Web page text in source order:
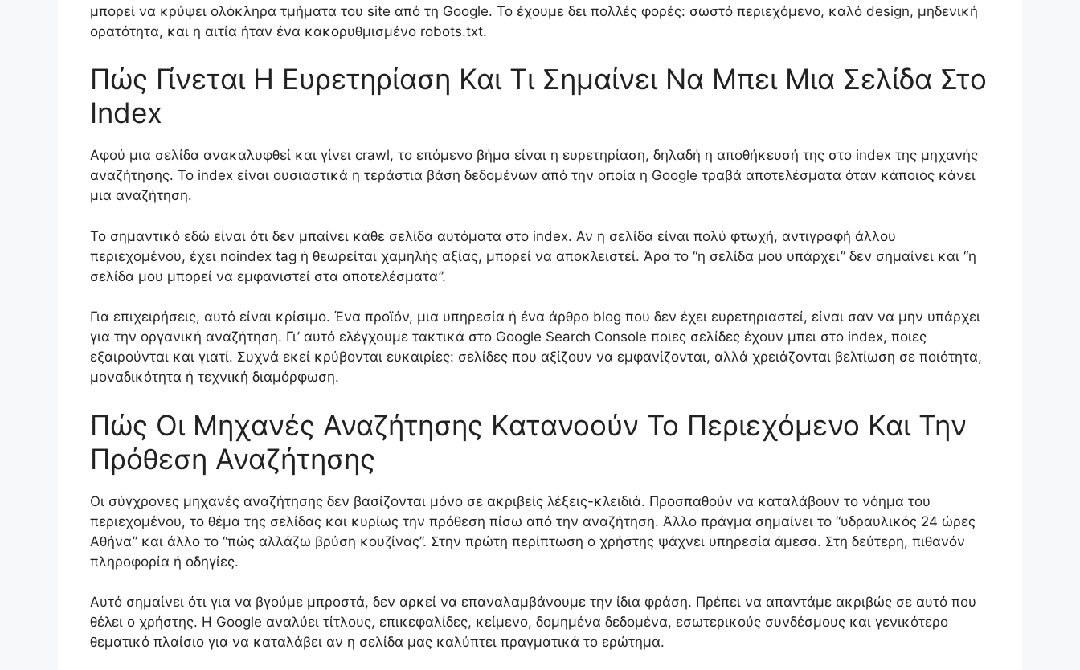
μπορεί να κρύψει ολόκληρα τμήματα του site από τη Google. Το έχουμε δει πολλές φορές: σωστό περιεχόμενο, καλό design, μηδενική
ορατότητα, και η αιτία ήταν ένα κακορυθμισμένο robots.txt.
Πώς Γίνεται Η Ευρετηρίαση Και Τι Σημαίνει Να Μπει Μια Σελίδα Στο
Index
Αφού μια σελίδα ανακαλυφθεί και γίνει crawl, το επόμενο βήμα είναι η ευρετηρίαση, δηλαδή η αποθήκευσή της στο index της μηχανής
αναζήτησης. Το index είναι ουσιαστικά η τεράστια βάση δεδομένων από την οποία η Google τραβά αποτελέσματα όταν κάποιος κάνει
μια αναζήτηση.
Το σημαντικό εδώ είναι ότι δεν μπαίνει κάθε σελίδα αυτόματα στο index. Αν η σελίδα είναι πολύ φτωχή, αντιγραφή άλλου
περιεχομένου, έχει noindex tag ή θεωρείται χαμηλής αξίας, μπορεί να αποκλειστεί. Άρα το “η σελίδα μου υπάρχει” δεν σημαίνει και “η
σελίδα μου μπορεί να εμφανιστεί στα αποτελέσματα”.
Για επιχειρήσεις, αυτό είναι κρίσιμο. Ένα προϊόν, μια υπηρεσία ή ένα άρθρο blog που δεν έχει ευρετηριαστεί, είναι σαν να μην υπάρχει
για την οργανική αναζήτηση. Γι’ αυτό ελέγχουμε τακτικά στο Google Search Console ποιες σελίδες έχουν μπει στο index, ποιες
εξαιρούνται και γιατί. Συχνά εκεί κρύβονται ευκαιρίες: σελίδες που αξίζουν να εμφανίζονται, αλλά χρειάζονται βελτίωση σε ποιότητα,
μοναδικότητα ή τεχνική διαμόρφωση.
Πώς Οι Μηχανές Αναζήτησης Κατανοούν Το Περιεχόμενο Και Την
Πρόθεση Αναζήτησης
Οι σύγχρονες μηχανές αναζήτησης δεν βασίζονται μόνο σε ακριβείς λέξεις-κλειδιά. Προσπαθούν να καταλάβουν το νόημα του
περιεχομένου, το θέμα της σελίδας και κυρίως την πρόθεση πίσω από την αναζήτηση. Άλλο πράγμα σημαίνει το “υδραυλικός 24 ώρες
Αθήνα” και άλλο το “πώς αλλάζω βρύση κουζίνας”. Στην πρώτη περίπτωση ο χρήστης ψάχνει υπηρεσία άμεσα. Στη δεύτερη, πιθανόν
πληροφορία ή οδηγίες.
Αυτό σημαίνει ότι για να βγούμε μπροστά, δεν αρκεί να επαναλαμβάνουμε την ίδια φράση. Πρέπει να απαντάμε ακριβώς σε αυτό που
θέλει ο χρήστης. Η Google αναλύει τίτλους, επικεφαλίδες, κείμενο, δομημένα δεδομένα, εσωτερικούς συνδέσμους και γενικότερο
θεματικό πλαίσιο για να καταλάβει αν η σελίδα μας καλύπτει πραγματικά το ερώτημα.